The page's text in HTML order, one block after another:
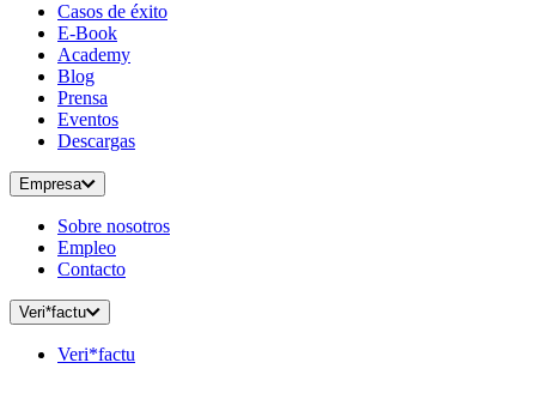
Casos de éxito
E-Book
Academy
Blog
Prensa
Eventos
Descargas
Empresa
Sobre nosotros
Empleo
Contacto
Veri*factu
Veri*factu